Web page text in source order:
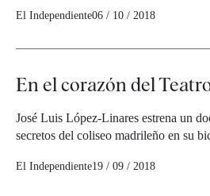
El Independiente06 / 10 / 2018
En el corazón del
José Luis López-Linares estrena un
secretos del coliseo madrileño en su
El Independiente19 / 09 / 2018